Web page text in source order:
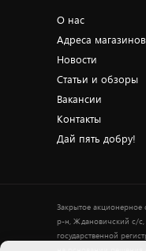
О нас
Адреса магазинов
Новости
Статьи и обзоры
Вакансии
Контакты
Дай пять добру!
Закрытое
р-н, Ждановичский с/с,
государственной